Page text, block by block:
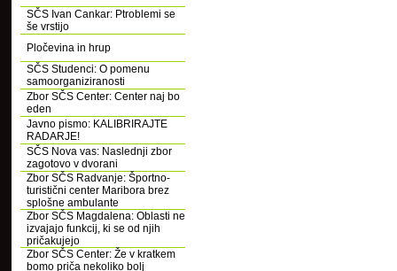
SČS Ivan Cankar: Ptroblemi se
še vrstijo
Pločevina in hrup
SČS Studenci: O pomenu
samoorganiziranosti
Zbor SČS Center: Center naj bo
eden
Javno pismo: KALIBRIRAJTE
RADARJE!
SČS Nova vas: Naslednji zbor
zagotovo v dvorani
Zbor SČS Radvanje: Športno-
turistični center Maribora brez
splošne ambulante
Zbor SČS Magdalena: Oblasti ne
izvajajo funkcij, ki se od njih
pričakujejo
Zbor SČS Center: Že v kratkem
bomo priča nekoliko bolj